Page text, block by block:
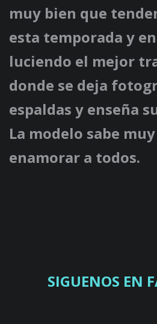
muy bien que
esta temporada y
luciendo el mejor
donde se deja
espaldas y enseña
La modelo sabe
enamorar a todos.
SIGUENOS EN